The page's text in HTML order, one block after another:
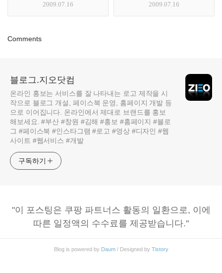
2009.07.16 2009.07.16
Comments
블로그.지오닷컴
온라인 홍보는 서비스를 잘 나타내는 로고 제작을 시
작으로 블로그 개설, 페이스북 운영, 홈페이지 개발 등
으로 이어집니다. 온라인에서 제대로 브랜드를 홍보
해보세요. #부산 #창원 #김해 #홍보 #홈페이지 #블로
그 #페이스북 #인스타그램 #로고 #영상 #디자인 #웹
사이트 #웹서비스 #개발
구독하기
"이 포스팅은 쿠팡 파트너스 활동의 일환으로, 이에
따른 일정액의 수수료를 제공받습니다."
Blog is powered by Daum/ Designed by Tistory